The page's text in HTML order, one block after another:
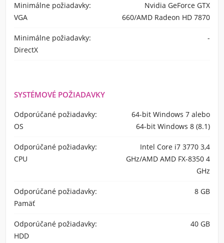
Minimálne požiadavky:
VGA
Nvidia GeForce GTX
660/AMD Radeon HD 7870
Minimálne požiadavky:
DirectX
-
SYSTÉMOVÉ POŽIADAVKY
Odporúčané požiadavky:
OS
64-bit Windows 7 alebo
64-bit Windows 8 (8.1)
Odporúčané požiadavky:
CPU
Intel Core i7 3770 3,4
GHz/AMD AMD FX-8350 4
GHz
Odporúčané požiadavky:
Pamäť
8 GB
Odporúčané požiadavky:
HDD
40 GB